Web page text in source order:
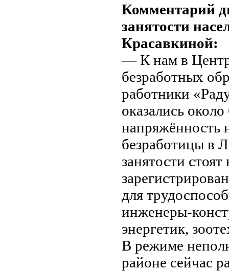
Комментарий
занятости
Красавкиной:
— К нам в Центр
безработных
работники
оказались
напряжённость
безработицы в
занятости
для
инженеры-
энергетик,
В режиме
районе сейчас